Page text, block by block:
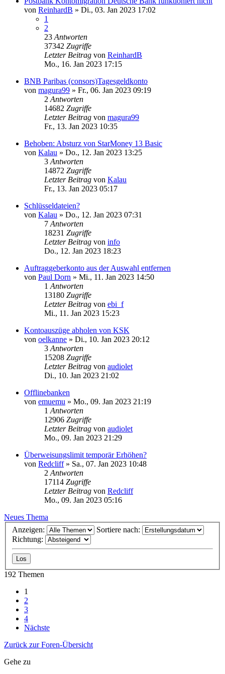
von ReinhardB » Di., 03. Jan 2023 17:02
1
2
23 Antworten
37342 Zugriffe
Letzter Beitrag von ReinhardB
Mo., 16. Jan 2023 17:15
BNB Paribas (consors)Tagesgeldkonto
von magura99 » Fr., 06. Jan 2023 09:19
2 Antworten
14682 Zugriffe
Letzter Beitrag von magura99
Fr., 13. Jan 2023 10:35
Behoben: Absturz von StarMoney 13 Basic
von Kalau » Do., 12. Jan 2023 13:25
3 Antworten
14872 Zugriffe
Letzter Beitrag von Kalau
Fr., 13. Jan 2023 05:17
Schlüsseldateien?
von Kalau » Do., 12. Jan 2023 07:31
7 Antworten
18231 Zugriffe
Letzter Beitrag von info
Do., 12. Jan 2023 18:23
Auftraggeberkonto aus der Auswahl entfernen
von Paul Dorn » Mi., 11. Jan 2023 14:50
1 Antworten
13180 Zugriffe
Letzter Beitrag von ebi_f
Mi., 11. Jan 2023 15:23
Kontoauszüge abholen von KSK
von oelkanne » Di., 10. Jan 2023 20:12
3 Antworten
15208 Zugriffe
Letzter Beitrag von audiolet
Di., 10. Jan 2023 21:02
Offlinebanken
von emuemu » Mo., 09. Jan 2023 21:19
1 Antworten
12906 Zugriffe
Letzter Beitrag von audiolet
Mo., 09. Jan 2023 21:29
Überweisungslimit temporär Erhöhen?
von Redcliff» Sa., 07. Jan 2023 10:48
2 Antworten
17114 Zugriffe
Letzter Beitrag von Redcliff
Mo., 09. Jan 2023 05:16
Neues Thema
Anzeigen:
Sortiere nach:
Richtung:
192 Themen
1
2
3
4
Nächste
Zurück zur Foren-Übersicht
Gehe zu